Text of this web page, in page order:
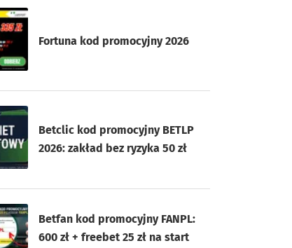
Fortuna kod promocyjny 2026
Betclic kod promocyjny BETLP
2026: zakład bez ryzyka 50 zł
Betfan kod promocyjny FANPL:
600 zł + freebet 25 zł na start